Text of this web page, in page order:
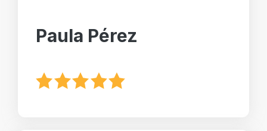
Paula Pérez